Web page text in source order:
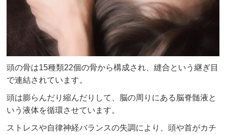
頭の骨は15種類22個の骨から構成され、縫合という継ぎ目
で連結されています。
頭は膨らんだり縮んだりして、脳の周りにある脳脊髄液と
いう液体を循環させています。
ストレスや自律神経バランスの失調により、頭や首がカチ